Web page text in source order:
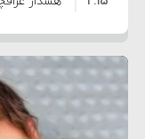
آمریکا
مقام ارشد
دیوانگی
۷:۱۰
ترامپ
۵:۴۵
سپاه: دو
متوقف
۱۲:۵۹
ترامپ
۸:۵۷